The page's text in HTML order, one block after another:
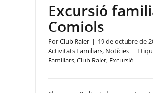
Excursió
Comiols
PorClub Raier | 19 de octubre de
Activitats Familiars, Notícies |
Familiars,Club Raier, Excursió